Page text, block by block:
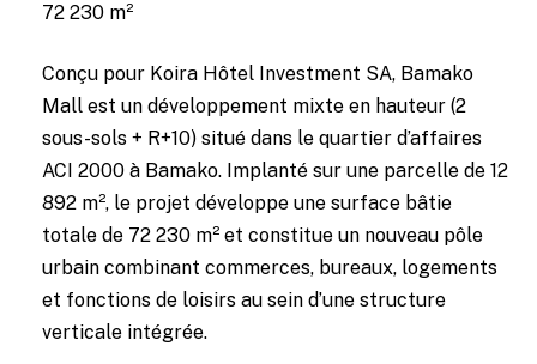
72 230 m²
Conçu pour Koira Hôtel Investment SA, Bamako
Mall est un développement mixte en hauteur (2
sous-sols + R+10) situé dans le quartier d’affaires
ACI 2000 à Bamako. Implanté sur une parcelle de 12
892 m², le projet développe une surface bâtie
totale de 72 230 m² et constitue un nouveau pôle
urbain combinant commerces, bureaux, logements
et fonctions de loisirs au sein d’une structure
verticale intégrée.